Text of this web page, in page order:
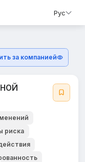
Рус
за компанией
риска